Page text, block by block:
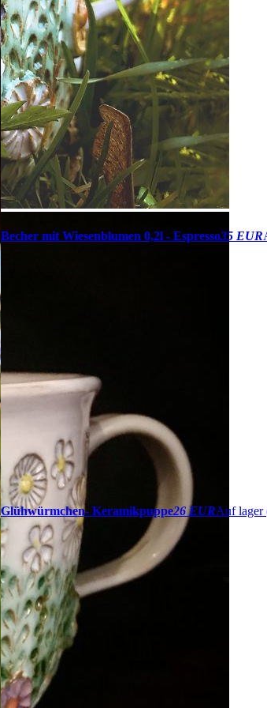
Becher mit Wiesenblumen 0,2l - Espresso35 EUR
Glühwürmchen- Keramikpuppe26 EURAuf lager